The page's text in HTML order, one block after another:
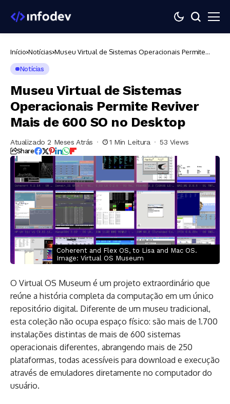
Início Notícias Museu Virtual de Sistemas Operacionais Permite
Notícias
Museu Virtual de Sistemas
Operacionais Permite Reviver
Mais de 600 SO no Desktop
Atualizado 2 Meses Atrás 1 Min Leitura 53 Views
Share
Coherent and Flex OS, to Lisa and Mac OS.
Image: Virtual OS Museum
O Virtual OS Museum é um projeto extraordinário que
reúne a história completa da computação em um único
repositório digital. Diferente de um museu tradicional,
esta coleção não ocupa espaço físico: são mais de 1.700
instalações distintas de mais de 600 sistemas
operacionais diferentes, abrangendo mais de 250
plataformas, todas acessíveis para download e execução
através de emuladores diretamente no computador do
usuário.